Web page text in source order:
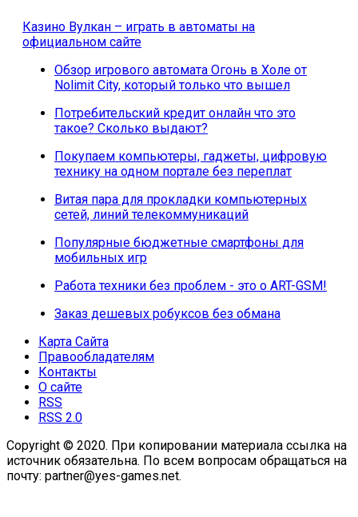
Казино Вулкан – играть в автоматы на
официальном сайте
Обзор игрового автомата Огонь в Холе от
Nolimit City, который только что вышел
Потребительский кредит онлайн что это
такое? Сколько выдают?
Покупаем компьютеры, гаджеты, цифровую
технику на одном портале без переплат
Витая пара для прокладки компьютерных
сетей, линий телекоммуникаций
Популярные бюджетные смартфоны для
мобильных игр
Работа техники без проблем - это о ART-GSM!
Заказ дешевых робуксов без обмана
Карта Сайта
Правообладателям
Контакты
О сайте
RSS
RSS 2.0
Copyright © 2020. При копировании материала ссылка на
источник обязательна. По всем вопросам обращаться на
почту: partner@yes-games.net.